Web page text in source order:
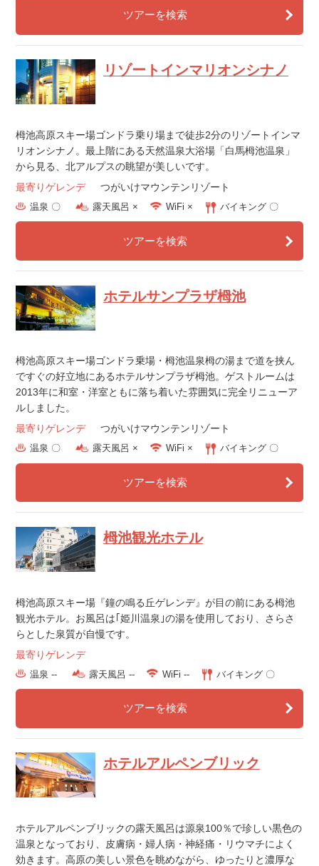
ツアーを検索
リゾートインマリオンシナノ
栂池高原スキー場ゴンドラ乗り場まで徒歩2分のリゾートインマ
リオンシナノ。最上階にある天然温泉大浴場「白馬栂池温泉」
から見る、北アルプスの眺望が美しいです。
最寄りゲレンデ
つがいけマウンテンリゾート
温泉 〇 露天風呂 × WiFi × バイキング 〇
ツアーを検索
ホテルサンプラザ栂池
栂池高原スキー場ゴンドラ乗場・栂池温泉栂の湯まで道を挟ん
ですぐの好立地にあるホテルサンプラザ栂池。ゲストルームは
2013年に和室・洋室ともに落ち着いた雰囲気に完全リニューア
ルしました。
最寄りゲレンデ
つがいけマウンテンリゾート
温泉 〇 露天風呂 × WiFi × バイキング 〇
ツアーを検索
栂池観光ホテル
栂池高原スキー場『鐘の鳴る丘ゲレンデ』が目の前にある栂池
観光ホテル。お風呂は｢姫川温泉｣の湯を使用しており、さらさ
らとした泉質が自慢です。
最寄りゲレンデ
温泉 -- 露天風呂 -- WiFi -- バイキング 〇
ツアーを検索
ホテルアルペンブリック
ホテルアルペンブリックの露天風呂は源泉100％で珍しい黒色の
温泉となっており、皮膚病・婦人病・神経痛・リウマチによく
効きます。高原の美しい景色を眺めながら、ゆったりと濃厚な